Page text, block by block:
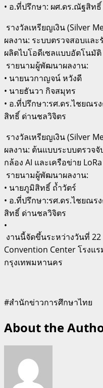
• อ.ที่ปรึกษา: ผศ.ดร.ณัฐสิท
รางวัลเหรียญเงิน (Silver
ผลงาน: ระบบตรวจสอบแล
ผลิตไบโอดีเซลแบบอัตโนมัติ
‍ รายนามผู้พัฒนาผลงาน:
• นายนวกาญจน์ หวังดี
• นายธันวา กิจสมุทร
• อ.ที่ปรึกษา:รศ.ดร.ไชยณ
สิทธิ์ ด่านชลวิจิตร
รางวัลเหรียญเงิน (Silver
ผลงาน: ต้นแบบระบบตรวจ
กล้อง AI และเครือข่าย
‍ รายนามผู้พัฒนาผลงาน:
• นายภูมิสิทธิ์ ถ้ำวัตร์
• อ.ที่ปรึกษา:รศ.ดร.ไชยณ
สิทธิ์ ด่านชลวิจิตร
•
งานนี้จัดขึ้นระหว่างวันที่
Convention Center โรงแ
กรุงเทพมหานคร
#สำนักข่าวการศึกษาไทย
About the